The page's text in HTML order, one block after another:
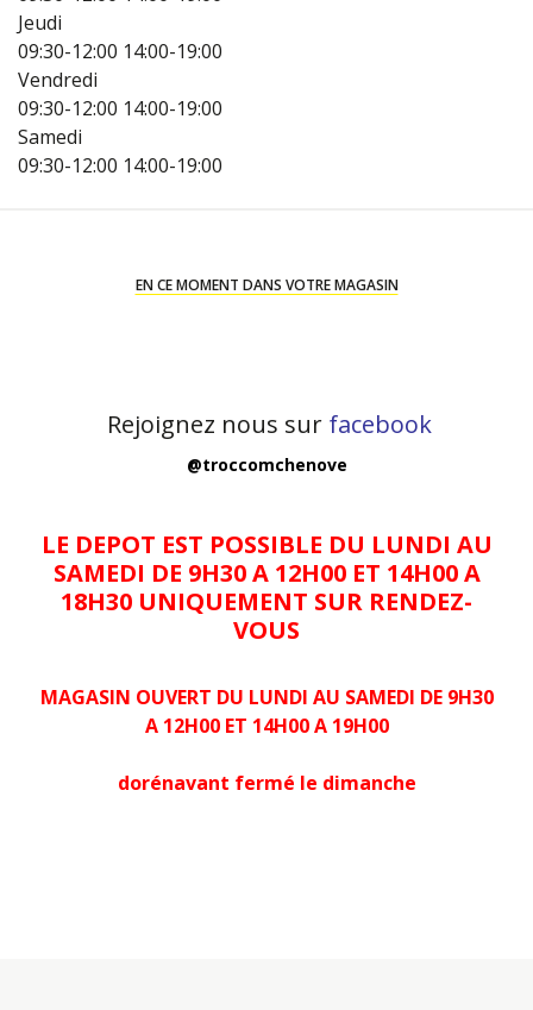
Jeudi
09:30-12:00 14:00-19:00
Vendredi
09:30-12:00 14:00-19:00
Samedi
09:30-12:00 14:00-19:00
EN CE MOMENT DANS VOTRE MAGASIN
Rejoignez nous sur facebook
@troccomchenove
LE DEPOT EST POSSIBLE DU LUNDI AU
SAMEDI DE 9H30 A 12H00 ET 14H00 A
18H30 UNIQUEMENT SUR RENDEZ-
VOUS
MAGASIN OUVERT DU LUNDI AU SAMEDI DE 9H30
A 12H00 ET 14H00 A 19H00
dorénavant fermé le dimanche